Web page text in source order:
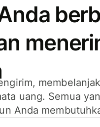
uang. Semua
Anda